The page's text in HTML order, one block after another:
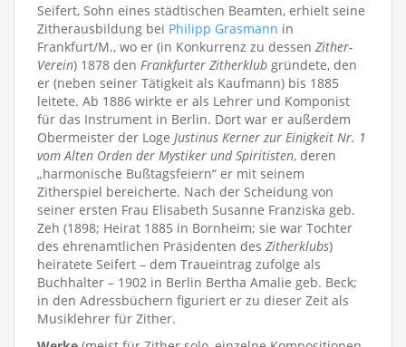
Seifert, Sohn eines städtischen Beamten, erhielt seine
Zitherausbildung bei Philipp Grasmann in
Frankfurt/M., wo er (in Konkurrenz zu dessen Zither-
Verein) 1878 den Frankfurter Zitherklub gründete, den
er (neben seiner Tätigkeit als Kaufmann) bis 1885
leitete. Ab 1886 wirkte er als Lehrer und Komponist
für das Instrument in Berlin. Dort war er außerdem
Obermeister der Loge Justinus Kerner zur Einigkeit Nr. 1
vom Alten Orden der Mystiker und Spiritisten, deren
„harmonische Bußtagsfeiern“ er mit seinem
Zitherspiel bereicherte. Nach der Scheidung von
seiner ersten Frau Elisabeth Susanne Franziska geb.
Zeh (1898; Heirat 1885 in Bornheim; sie war Tochter
des ehrenamtlichen Präsidenten des Zitherklubs)
heiratete Seifert – dem Traueintrag zufolge als
Buchhalter – 1902 in Berlin Bertha Amalie geb. Beck;
in den Adressbüchern figuriert er zu dieser Zeit als
Musiklehrer für Zither.